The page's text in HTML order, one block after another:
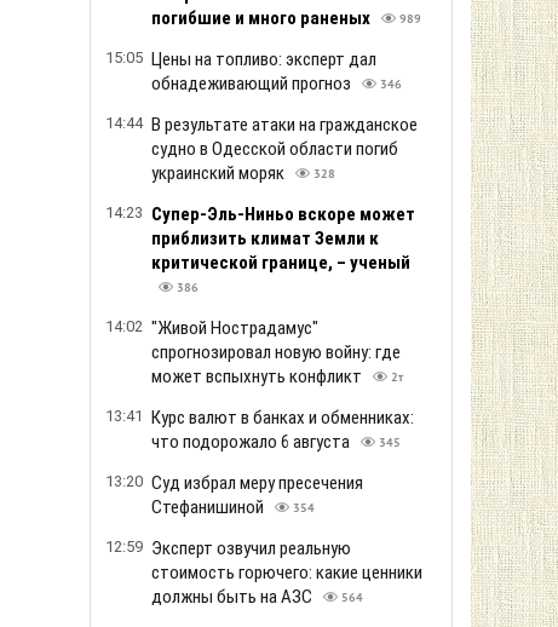
погибшие и много раненых
989
15:05 Цены на топливо: эксперт дал
обнадеживающий прогноз
346
14:44 В результате атаки на гражданское
судно в Одесской области погиб
украинский моряк
328
14:23 Супер-Эль-Ниньо вскоре может
приблизить климат Земли к
критической границе, – ученый
386
14:02 "Живой Нострадамус"
спрогнозировал новую войну: где
может вспыхнуть конфликт
2т
13:41 Курс валют в банках и обменниках:
что подорожало 6 августа
345
13:20 Суд избрал меру пресечения
Стефанишиной
354
12:59 Эксперт озвучил реальную
стоимость горючего: какие ценники
должны быть на АЗС
564